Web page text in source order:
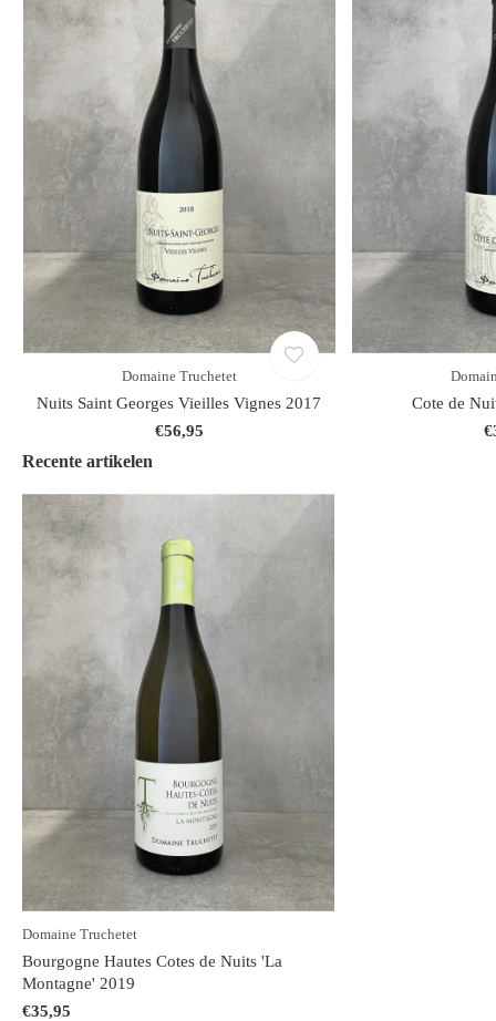
Domaine Truchetet
Nuits Saint Georges Vieilles Vignes 2017
€56,95
Cote de
Recente artikelen
Domaine Truchetet
Bourgogne Hautes Cotes de Nuits 'La
Montagne' 2019
€35,95